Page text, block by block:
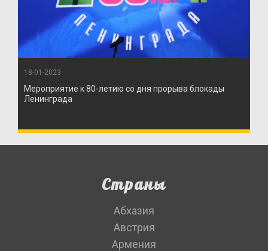
18-01-2023
Мероприятие к 80-летию со дня прорыва блокады
Ленинграда
Страны
Абхазия
Австрия
Армения